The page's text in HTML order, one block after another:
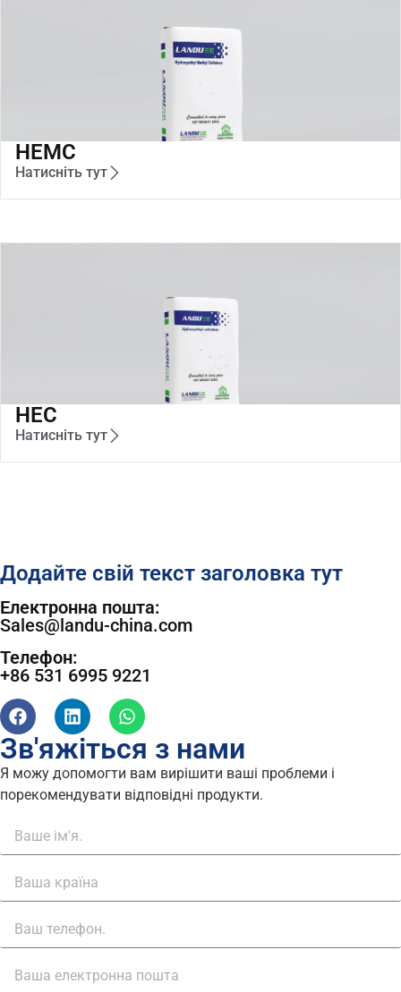
HEMC
Натисніть тут
HEC
Натисніть тут
Додайте свій текст заголовка тут
Електронна пошта:
Sales@landu-china.com
Телефон:
+86 531 6995 9221
Зв'яжіться з нами
Я можу допомогти вам вирішити ваші проблеми і
порекомендувати відповідні продукти.